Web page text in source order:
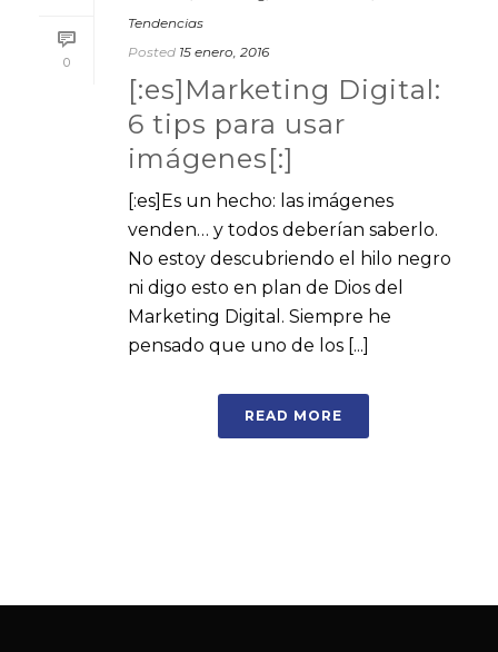
0
Tendencias
Posted 15 enero, 2016
[:es]Marketing Digital:
6 tips para usar
imágenes[:]
[:es]Es un hecho: las imágenes
venden… y todos deberían saberlo.
No estoy descubriendo el hilo negro
ni digo esto en plan de Dios del
Marketing Digital. Siempre he
pensado que uno de los [...]
READ MORE